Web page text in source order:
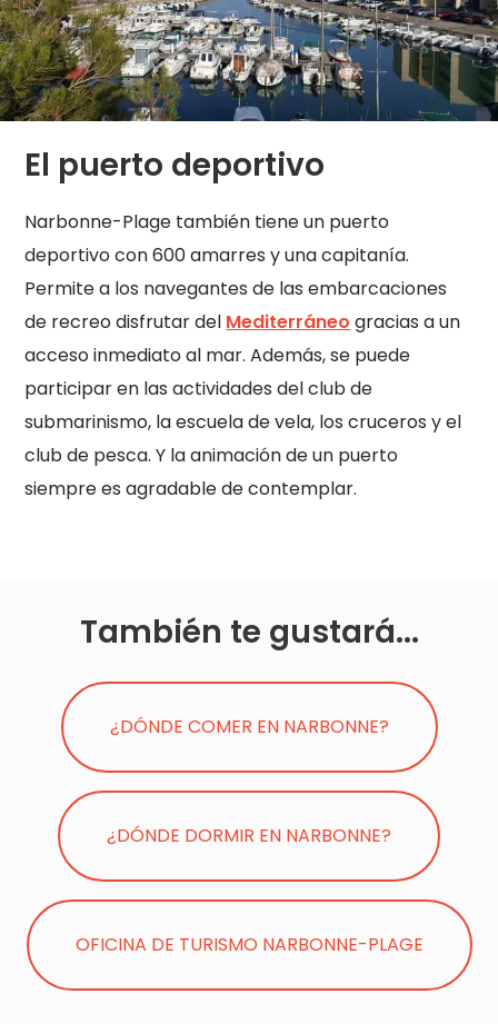
El puerto deportivo
Narbonne-Plage también tiene un puerto
deportivo con 600 amarres y una capitanía.
Permite a los navegantes de las embarcaciones
de recreo disfrutar del Mediterráneo gracias a un
acceso inmediato al mar. Además, se puede
participar en las actividades del club de
submarinismo, la escuela de vela, los cruceros y el
club de pesca. Y la animación de un puerto
siempre es agradable de contemplar.
También te gustará...
¿DÓNDE COMER EN NARBONNE?
¿DÓNDE DORMIR EN NARBONNE?
OFICINA DE TURISMO NARBONNE-PLAGE